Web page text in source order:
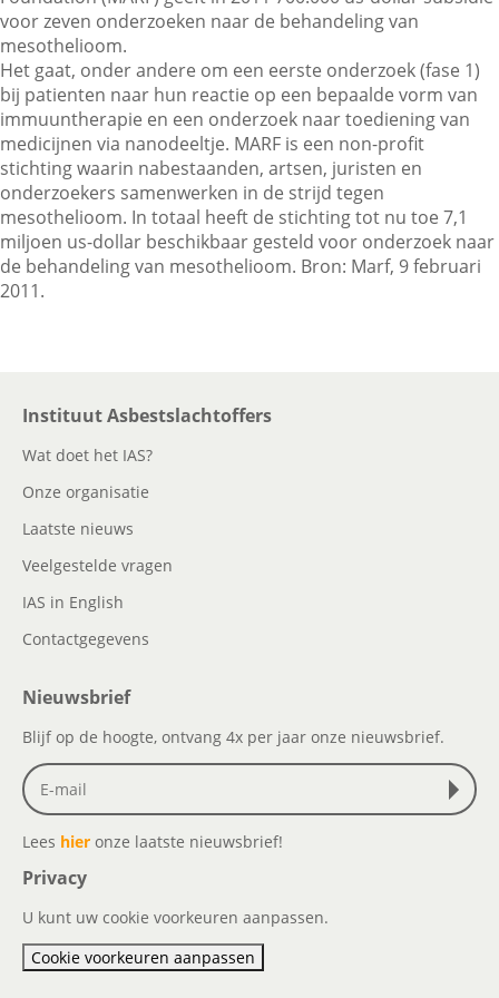
Contactgegevens
Zoeken
voor zeven onderzoeken naar de behandeling van
mesothelioom.
Het gaat, onder andere om een eerste onderzoek (fase 1)
bij patienten naar hun reactie op een bepaalde vorm van
immuuntherapie en een onderzoek naar toediening van
medicijnen via nanodeeltje. MARF is een non-profit
stichting waarin nabestaanden, artsen, juristen en
onderzoekers samenwerken in de strijd tegen
mesothelioom. In totaal heeft de stichting tot nu toe 7,1
miljoen us-dollar beschikbaar gesteld voor onderzoek naar
de behandeling van mesothelioom. Bron: Marf, 9 februari
2011.
Instituut Asbestslachtoffers
Wat doet het IAS?
Onze organisatie
Laatste nieuws
Veelgestelde vragen
IAS in English
Contactgegevens
Nieuwsbrief
Blijf op de hoogte, ontvang 4x per jaar onze nieuwsbrief.
Lees hier onze laatste nieuwsbrief!
Privacy
U kunt uw cookie voorkeuren aanpassen.
Cookie voorkeuren aanpassen